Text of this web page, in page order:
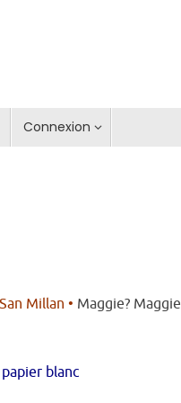
Connexion
Millan • Maggie? Maggie
blanc